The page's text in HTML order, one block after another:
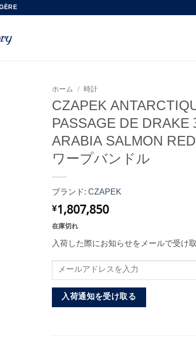
ホーム / 時計
CZAPEK
PASSAGE DE DRAKE
ARABIA SALMON
ワープバンドル
ブランド:CZAPEK
¥1,807,850
在庫切れ
入荷した際にお知らせをメールで受け
入荷通知を受け取る